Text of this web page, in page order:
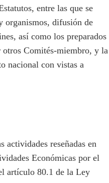
entre las que se
organismos, difusión de
así como los preparados
Comités-miembro, y la
nacional con vistas a
reseñadas en
Económicas por el
artículo 80.1 de la Ley